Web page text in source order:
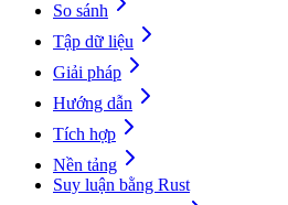
So sánh
Tập dữ liệu
Giải pháp
Hướng dẫn
Tích hợp
Nền tảng
Suy luận bằng Rust